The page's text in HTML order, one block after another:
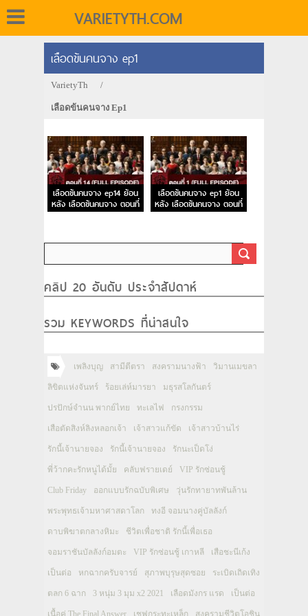
VARIETYTH.COM
เลือดข้นคนจาง ep1
VarietyTh /
เลือดข้นคนจาง Ep1
เลือดข้นคนจาง ep14 ย้อน
หลัง เลือดข้นคนจาง ตอนที่
14
เลือดข้นคนจาง ep1 ย้อน
หลัง เลือดข้นคนจาง ตอนที่
1
คลิป 20 อันดับ ประจำสัปดาห์
รวม KEYWORDS ที่น่าสนใจ
เพลิงบุญ สามีตีตรา สงครามนางฟ้า วิมานเมขลา
ลิขิตแห่งจันทร์ ร้อยเล่ห์มารยา มธุรสโลกันตร์
ปรปักษ์จำนน พากย์ไทย ทะเลไฟ กรงกรรม
เสือตัดสิงห์ลิงหลอกเจ้า เจ้าสาวแก้ขัด เจ้าสาวบ้านไร่
รักนี้เจ้านายจอง รักนี้เจ้านายจอง รักนะเป็ดโง่
พี่ว้ากคะรักหนูได้มั้ย คลับฟรายเดย์ VIP รักซ่อนชู้
Club Friday ออกแบบรักฉบับพิเศษ วุ่นรักทายาทพันล้าน
พระพุทธเจ้ามหาศาสดาโลก ทงอี จอมนางคู่บัลลังก์
ดาบพิฆาตกลางหิมะ ชีวิตเพื่อชาติ รักนี้เพื่อเธอ
จอมราชันบัลลังก์อมตะ VIP รักซ่อนชู้ เกาหลี เสือชะนีเก้ง
เป็นต่อ หกฉากครับจารย์ สุภาพบุรุษสุดซอย ระเบิดเถิดเทิง
ตลก 6 ฉาก 3 หนุ่ม 3 มุม x2 2021 เลือดมังกร แรด เป็นต่อ
เนื้อคู่ The Final Answer เชฟกระทะเหล็ก สงครามชีวิตโอชิน